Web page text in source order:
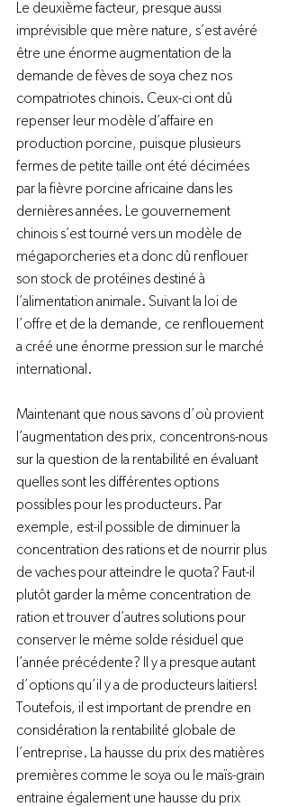
Le deuxième facteur, presque aussi
imprévisible que mère nature, s’est avéré
être une énorme augmentation de la
demande de fèves de soya chez nos
compatriotes chinois. Ceux-ci ont dû
repenser leur modèle d’affaire en
production porcine, puisque plusieurs
fermes de petite taille ont été décimées
par la fièvre porcine africaine dans les
dernières années. Le gouvernement
chinois s’est tourné vers un modèle de
mégaporcheries et a donc dû renflouer
son stock de protéines destiné à
l’alimentation animale. Suivant la loi de
l’offre et de la demande, ce renflouement
a créé une énorme pression sur le marché
international.
Maintenant que nous savons d’où provient
l’augmentation des prix, concentrons-nous
sur la question de la rentabilité en évaluant
quelles sont les différentes options
possibles pour les producteurs. Par
exemple, est-il possible de diminuer la
concentration des rations et de nourrir plus
de vaches pour atteindre le quota? Faut-il
plutôt garder la même concentration de
ration et trouver d’autres solutions pour
conserver le même solde résiduel que
l’année précédente? Il y a presque autant
d’options qu’il y a de producteurs laitiers!
Toutefois, il est important de prendre en
considération la rentabilité globale de
l’entreprise. La hausse du prix des matières
premières comme le soya ou le maïs-grain
entraine également une hausse du prix